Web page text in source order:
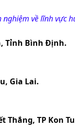
về lĩnh vực
Tỉnh Bình Định.
Gia Lai.
Thắng, TP Kon